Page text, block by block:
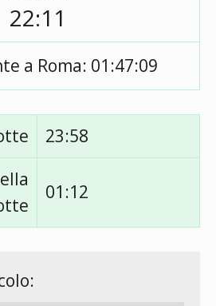
22:11
a Roma: 01:47:09
23:58
01:12